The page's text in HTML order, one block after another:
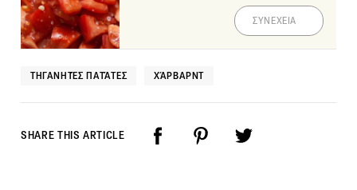
ΣΥΝΕΧΕΙΑ
ΤΗΓΑΝΗΤΈΣ ΠΑΤΆΤΕΣ ΧΆΡΒΑΡΝΤ
SHARE THIS ARTICLE